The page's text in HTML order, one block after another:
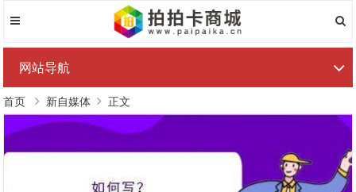
网站导航
首页 新自媒体 正文